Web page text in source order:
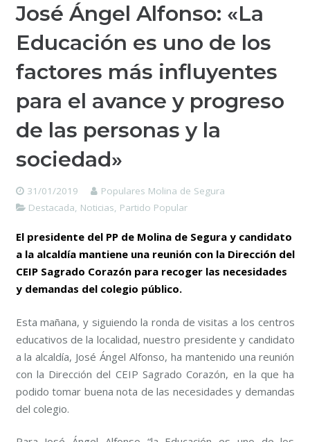
José Ángel Alfonso: «La
Educación es uno de los
factores más influyentes
para el avance y progreso
de las personas y la
sociedad»
31/01/2019
Populares Molina de Segura
Destacada, Noticias, Partido Popular
El presidente del PP de Molina de Segura y candidato
a la alcaldía mantiene una reunión con la Dirección del
CEIP Sagrado Corazón para recoger las necesidades
y demandas del colegio público.
Esta mañana, y siguiendo la ronda de visitas a los centros
educativos de la localidad, nuestro presidente y candidato
a la alcaldía, José Ángel Alfonso, ha mantenido una reunión
con la Dirección del CEIP Sagrado Corazón, en la que ha
podido tomar buena nota de las necesidades y demandas
del colegio.